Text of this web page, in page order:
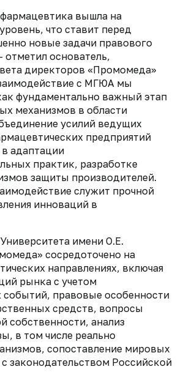
вышла на
что ставит перед
новые задачи правового
отметил основатель,
директоров «Промомеда»
с МГЮА мы
фундаментально важный этап
механизмов в области
усилий ведущих
предприятий
адаптации
практик, разработке
защиты производителей.
служит прочной
инноваций в
имени О.Е.
сосредоточено на
направлениях, включая
рынка с учетом
событий, правовые особенности
средств, вопросы
собственности, анализ
в том числе реально
сопоставление мировых
законодательством Российской